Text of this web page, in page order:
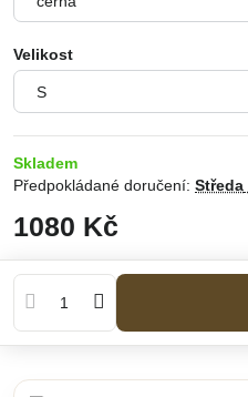
Velikost
Skladem
Předpokládané doručení: Středa
1080 Kč